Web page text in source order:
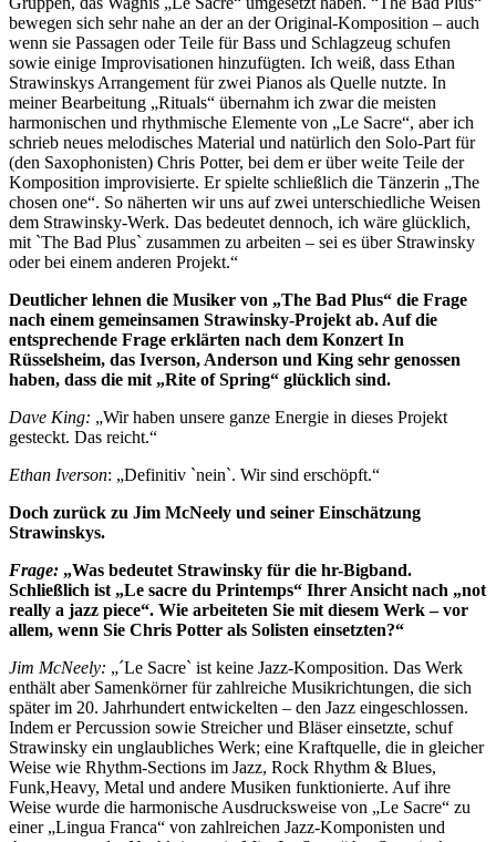
bewegen sich sehr nahe an der an der Original-Komposition – auch
wenn sie Passagen oder Teile für Bass und Schlagzeug schufen
sowie einige Improvisationen hinzufügten. Ich weiß, dass Ethan
Strawinskys Arrangement für zwei Pianos als Quelle nutzte. In
meiner Bearbeitung „Rituals“ übernahm ich zwar die meisten
harmonischen und rhythmische Elemente von „Le Sacre“, aber ich
schrieb neues melodisches Material und natürlich den Solo-Part für
(den Saxophonisten) Chris Potter, bei dem er über weite Teile der
Komposition improvisierte. Er spielte schließlich die Tänzerin „The
chosen one“. So näherten wir uns auf zwei unterschiedliche Weisen
dem Strawinsky-Werk. Das bedeutet dennoch, ich wäre glücklich,
mit `The Bad Plus` zusammen zu arbeiten – sei es über Strawinsky
oder bei einem anderen Projekt.“
Deutlicher lehnen die Musiker von „The Bad Plus“ die Frage
nach einem gemeinsamen Strawinsky-Projekt ab. Auf die
entsprechende Frage erklärten nach dem Konzert In
Rüsselsheim, das Iverson, Anderson und King sehr genossen
haben, dass die mit „Rite of Spring“ glücklich sind.
Dave King: „Wir haben unsere ganze Energie in dieses Projekt
gesteckt. Das reicht.“
Ethan Iverson: „Definitiv `nein`. Wir sind erschöpft.“
Doch zurück zu Jim McNeely und seiner Einschätzung
Strawinskys.
Frage: „Was bedeutet Strawinsky für die hr-Bigband.
Schließlich ist „Le sacre du Printemps“ Ihrer Ansicht nach „not
really a jazz piece“. Wie arbeiteten Sie mit diesem Werk – vor
allem, wenn Sie Chris Potter als Solisten einsetzten?“
Jim McNeely: „´Le Sacre` ist keine Jazz-Komposition. Das Werk
enthält aber Samenkörner für zahlreiche Musikrichtungen, die sich
später im 20. Jahrhundert entwickelten – den Jazz eingeschlossen.
Indem er Percussion sowie Streicher und Bläser einsetzte, schuf
Strawinsky ein unglaubliches Werk; eine Kraftquelle, die in gleicher
Weise wie Rhythm-Sections im Jazz, Rock Rhythm & Blues,
Funk,Heavy, Metal und andere Musiken funktionierte. Auf ihre
Weise wurde die harmonische Ausdrucksweise von „Le Sacre“ zu
einer „Lingua Franca“ von zahlreichen Jazz-Komponisten und